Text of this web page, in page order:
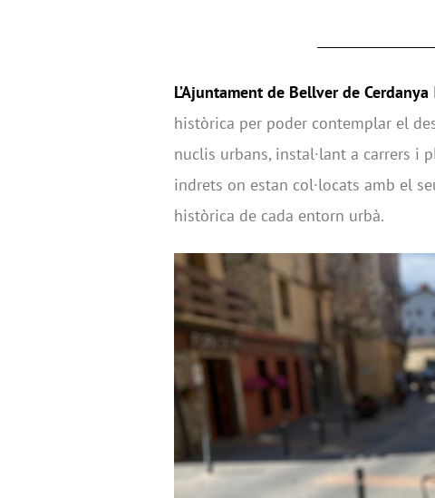
L’Ajuntament de Bellver de Cerdanya
històrica per poder contemplar el
nuclis urbans, instal·lant a carrers i
indrets on estan col·locats amb el
històrica de cada entorn urbà.